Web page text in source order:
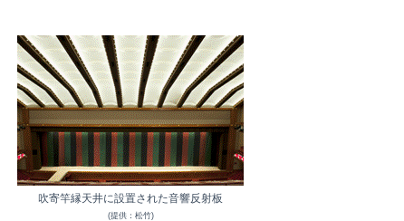
吹寄竿縁天井に設置された音響反射板
(提供：松竹)